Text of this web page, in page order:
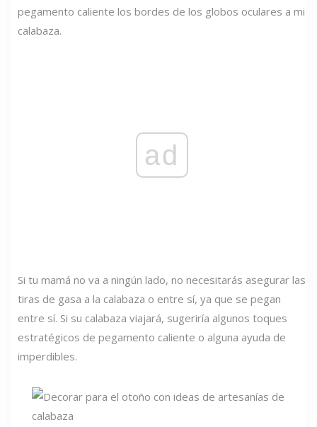
pegamento caliente los bordes de los globos oculares a mi
calabaza.
ad
Si tu mamá no va a ningún lado, no necesitarás asegurar las
tiras de gasa a la calabaza o entre sí, ya que se pegan
entre sí. Si su calabaza viajará, sugeriría algunos toques
estratégicos de pegamento caliente o alguna ayuda de
imperdibles.